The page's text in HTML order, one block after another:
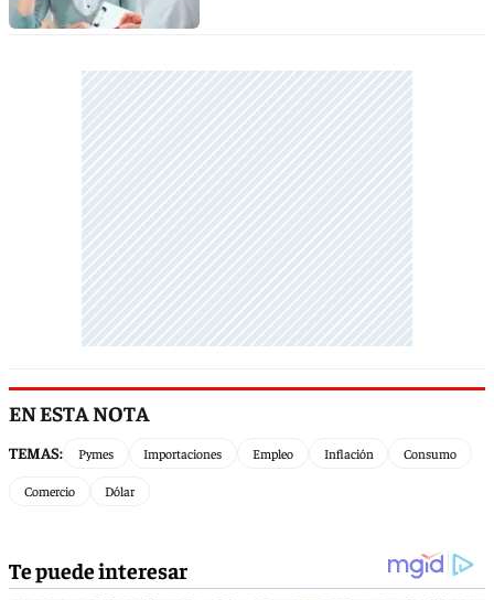
EN ESTA NOTA
TEMAS: Pymes Importaciones Empleo Inflación Consumo
Comercio Dólar